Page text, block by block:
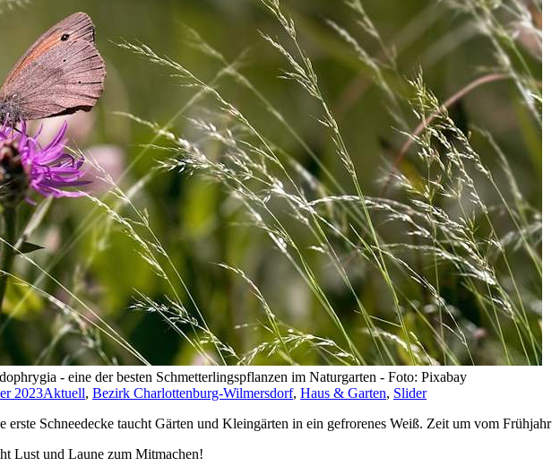
- eine der besten Schmetterlingspflanzen im Naturgarten - Foto: Pixabay
2023Aktuell, Bezirk Charlottenburg-Wilmersdorf, Haus & Garten, Slider
Schneedecke taucht Gärten und Kleingärten in ein gefrorenes Weiß. Zeit um vom
Lust und Laune zum Mitmachen!